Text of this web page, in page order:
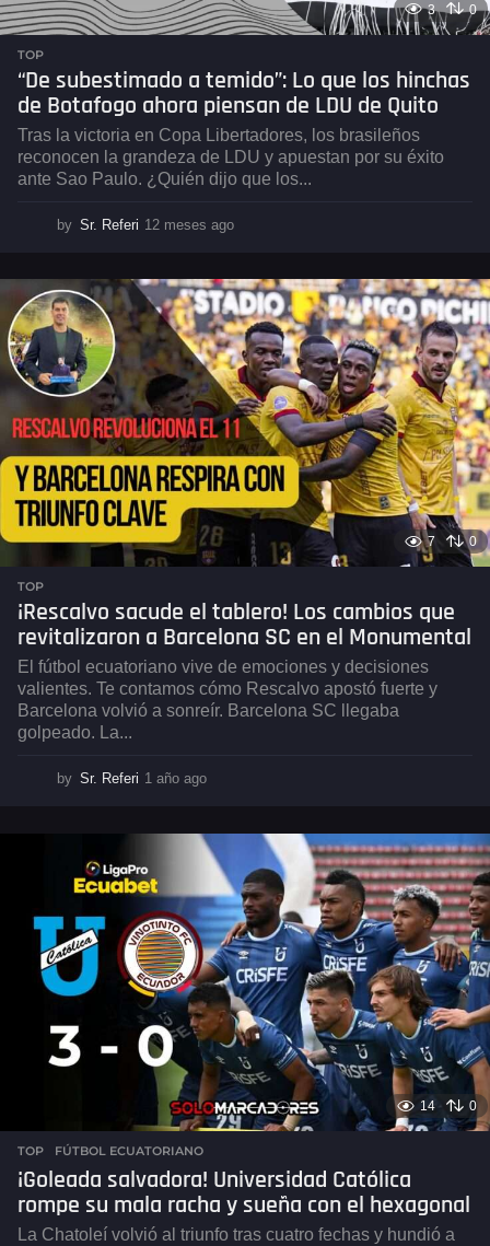
3 0
TOP
“De subestimado a temido”: Lo que los hinchas
de Botafogo ahora piensan de LDU de Quito
Tras la victoria en Copa Libertadores, los brasileños
reconocen la grandeza de LDU y apuestan por su éxito
ante Sao Paulo. ¿Quién dijo que los...
by Sr. Referi 12 meses ago
e
s
e
s
a
g
o
7 0
TOP
¡Rescalvo sacude el tablero! Los cambios que
revitalizaron a Barcelona SC en el Monumental
El fútbol ecuatoriano vive de emociones y decisiones
valientes. Te contamos cómo Rescalvo apostó fuerte y
Barcelona volvió a sonreír. Barcelona SC llegaba
golpeado. La...
by Sr. Referi 1 año ago
o
a
o
14 0
TOP ,FÚTBOL ECUATORIANO
¡Goleada salvadora! Universidad Católica
rompe su mala racha y sueña con el hexagonal
La Chatoleí volvió al triunfo tras cuatro fechas y hundió a